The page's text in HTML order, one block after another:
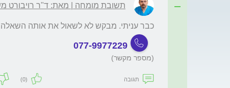
תשובת מומחה | מאת: ד"ר רויבורט
כבר עניתי. מבקש לא לשאול את אותה השאלה
077-9977229
(מספר מקשר)
תגובה (0)